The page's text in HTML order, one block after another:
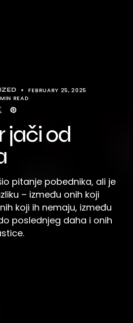
FEBRUARY 25, 2025
READ
jači od
pitanje pobednika, ali je
– između onih koji
koji ih nemaju, između
poslednjeg daha i onih